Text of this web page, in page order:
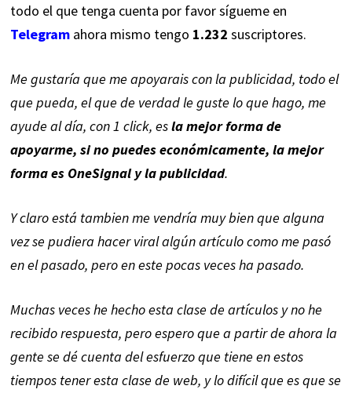
todo el que tenga cuenta por favor sígueme en
Telegramahora mismo tengo 1.232 suscriptores.
Me gustaría que me apoyarais con la publicidad, todo el
que pueda, el que de verdad le guste lo que hago, me
ayude al día, con 1 click, esla mejor forma de
apoyarme, si no puedes económicamente, la mejor
forma es OneSignal y la publicidad.
Y claro está tambien me vendría muy bien que alguna
vez se pudiera hacer viral algún artículo como me pasó
en el pasado, pero en este pocas veces ha pasado.
Muchas veces he hecho esta clase de artículos y no he
recibido respuesta, pero espero que a partir de ahora la
gente se dé cuenta del esfuerzo que tiene en estos
tiempos tener esta clase de web, y lo difícil que es que se